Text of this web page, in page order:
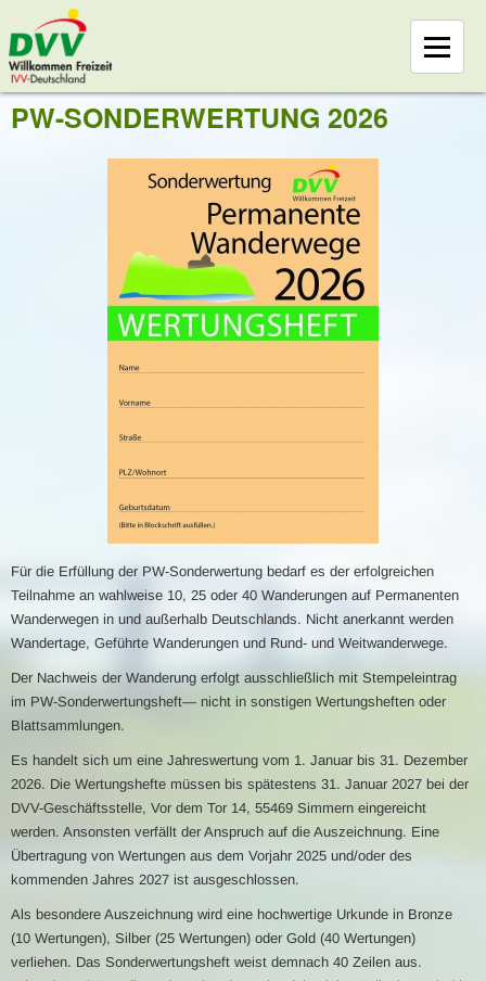
PW-SONDERWERTUNG 2026
Für die Erfüllung der PW-Sonderwertung bedarf es der erfolgreichen
Teilnahme an wahlweise 10, 25 oder 40 Wanderungen auf Permanenten
Wanderwegen in und außerhalb Deutschlands. Nicht anerkannt werden
Wandertage, Geführte Wanderungen und Rund- und Weitwanderwege.
Der Nachweis der Wanderung erfolgt ausschließlich mit Stempeleintrag
im PW-Sonderwertungsheft— nicht in sonstigen Wertungsheften oder
Blattsammlungen.
Es handelt sich um eine Jahreswertung vom 1. Januar bis 31. Dezember
2026. Die Wertungshefte müssen bis spätestens 31. Januar 2027 bei der
DVV-Geschäftsstelle, Vor dem Tor 14, 55469 Simmern eingereicht
werden. Ansonsten verfällt der Anspruch auf die Auszeichnung. Eine
Übertragung von Wertungen aus dem Vorjahr 2025 und/oder des
kommenden Jahres 2027 ist ausgeschlossen.
Als besondere Auszeichnung wird eine hochwertige Urkunde in Bronze
(10 Wertungen), Silber (25 Wertungen) oder Gold (40 Wertungen)
verliehen. Das Sonderwertungsheft weist demnach 40 Zeilen aus.